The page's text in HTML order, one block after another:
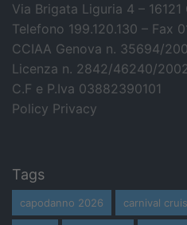
Via Brigata Liguria 4 –
Telefono 199.120.130 – Fax
CCIAA Genova n. 35694/
Licenza n. 2842/46240/
C.F e P.Iva 03882390101
Policy Privacy
Tags
capodanno 2026 carnival